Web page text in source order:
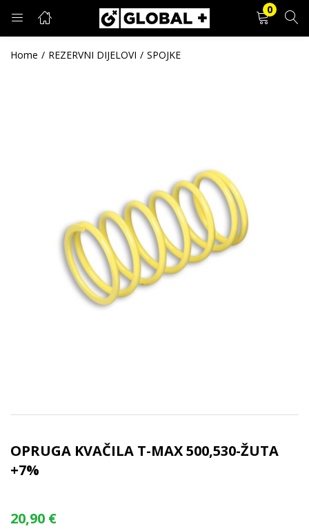
0
PRIJAVA REGISTRACIJA
Prijava
Zaboravljena lozinka?
Home REZERVNI DIJELOVI SPOJKE
OPRUGA KVAČILA T-MAX 500,530-ŽUTA
+7%
20,90 €